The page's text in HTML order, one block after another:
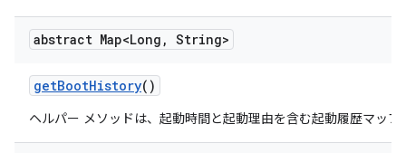
abstract Map<Long , String>
getBootHistory()
ヘルパー メソッドは、起動時間と起動理由を含む起動履歴マップ